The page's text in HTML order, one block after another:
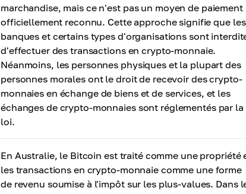
marchandise, mais ce n'est pas un moyen de paiement
officiellement reconnu. Cette approche signifie que les
banques et certains types d'organisations sont
d'effectuer des transactions en crypto-monnaie.
Néanmoins, les personnes physiques et la plupart des
personnes morales ont le droit de recevoir des crypto-
monnaies en échange de biens et de services, et les
échanges de crypto-monnaies sont réglementés par la
loi.
En Australie, le Bitcoin est traité comme une propriété
les transactions en crypto-monnaie comme une forme
de revenu soumise à l'impôt sur les plus-values. Dans